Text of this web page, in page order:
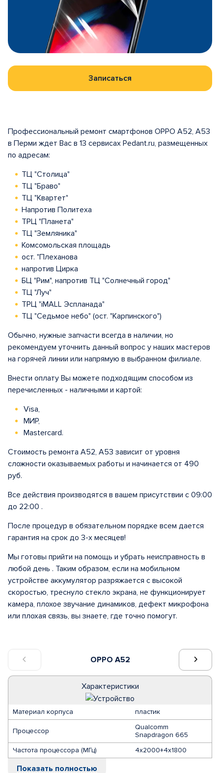
Записаться
OPPO A52
Характеристики
Материал корпуса пластик
Процессор
Qualcomm
Snapdragon 665
Частота процессора (МГц)
4x2000+4x1800
Показать полностью
Профессиональный ремонт смартфонов OPPO A52, A53
в Перми ждет Вас в 13 сервисах Pedant.ru, размещенных
по адресам:
ТЦ "Столица"
ТЦ "Браво"
ТЦ "Квартет"
Напротив Политеха
ТРЦ "Планета"
ТЦ "Земляника"
Комсомольская площадь
ост. "Плеханова
напротив Цирка
БЦ "Рим", напротив ТЦ "Солнечный город"
ТЦ "Луч"
ТРЦ "iMALL Эспланада"
ТЦ "Седьмое небо" (ост. "Карпинского")
Обычно, нужные запчасти всегда в наличии, но
рекомендуем уточнить данный вопрос у наших мастеров
на горячей линии или напрямую в выбранном филиале.
Внести оплату Вы можете подходящим способом из
перечисленных - наличными и картой:
Visa,
МИР,
Mastercard.
Стоимость ремонта A52, A53 зависит от уровня
сложности оказываемых работы и начинается от 490
руб.
Все действия производятся в вашем присутствии с 09:00
до 22:00 .
После процедур в обязательном порядке всем дается
гарантия на срок до 3-х месяцев!
Мы готовы прийти на помощь и убрать неисправность в
любой день . Таким образом, если на мобильном
устройстве аккумулятор разряжается с высокой
скоростью, треснуло стекло экрана, не функционирует
камера, плохое звучание динамиков, дефект микрофона
или плохая связь, вы знаете, где точно помогут.